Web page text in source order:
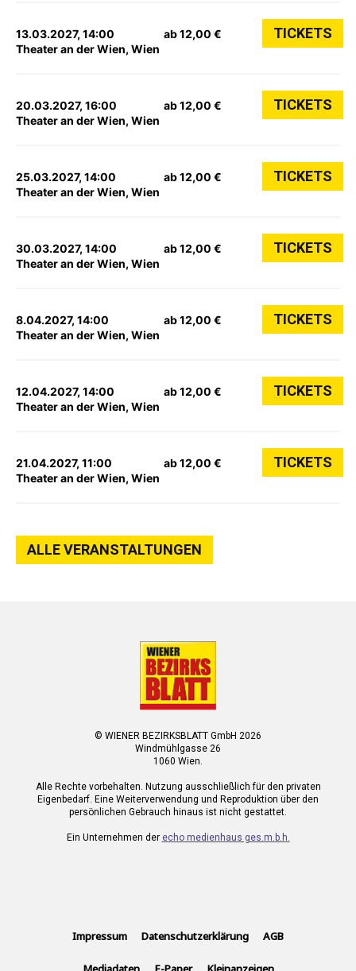
13.03.2027, 14:00
Theater an der Wien, Wien
ab 12,00 € TICKETS
20.03.2027, 16:00
Theater an der Wien, Wien
ab 12,00 € TICKETS
25.03.2027, 14:00
Theater an der Wien, Wien
ab 12,00 € TICKETS
30.03.2027, 14:00
Theater an der Wien, Wien
ab 12,00 € TICKETS
8.04.2027, 14:00
Theater an der Wien, Wien
ab 12,00 € TICKETS
12.04.2027, 14:00
Theater an der Wien, Wien
ab 12,00 € TICKETS
21.04.2027, 11:00
Theater an der Wien, Wien
ab 12,00 € TICKETS
ALLE VERANSTALTUNGEN
© WIENER BEZIRKSBLATT GmbH 2026
Windmühlgasse 26
1060 Wien.
Alle Rechte vorbehalten. Nutzung ausschließlich für den privaten
Eigenbedarf. Eine Weiterverwendung und Reproduktion über den
persönlichen Gebrauch hinaus ist nicht gestattet.
Ein Unternehmen der echo medienhaus ges.m.b.h.
Impressum Datenschutzerklärung AGB